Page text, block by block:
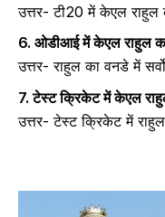
उत्तर- टी20 में केएल राहुल
6. ओडीआई में केएल राहुल का
उत्तर- राहुल का वनडे में
7. टेस्ट क्रिकेट में केएल
उत्तर- टेस्ट क्रिकेट में